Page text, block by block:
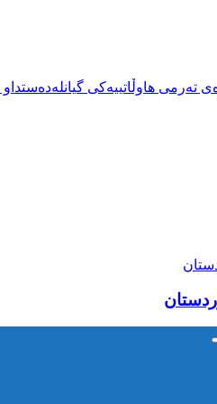
تەرمی هاوڵاتییەکی
لەلایەن هێزە ئەمنییەکانی
سەردەشت لە کاتی کۆڵبەری لە
دوو هاوڵاتی لە کاتی